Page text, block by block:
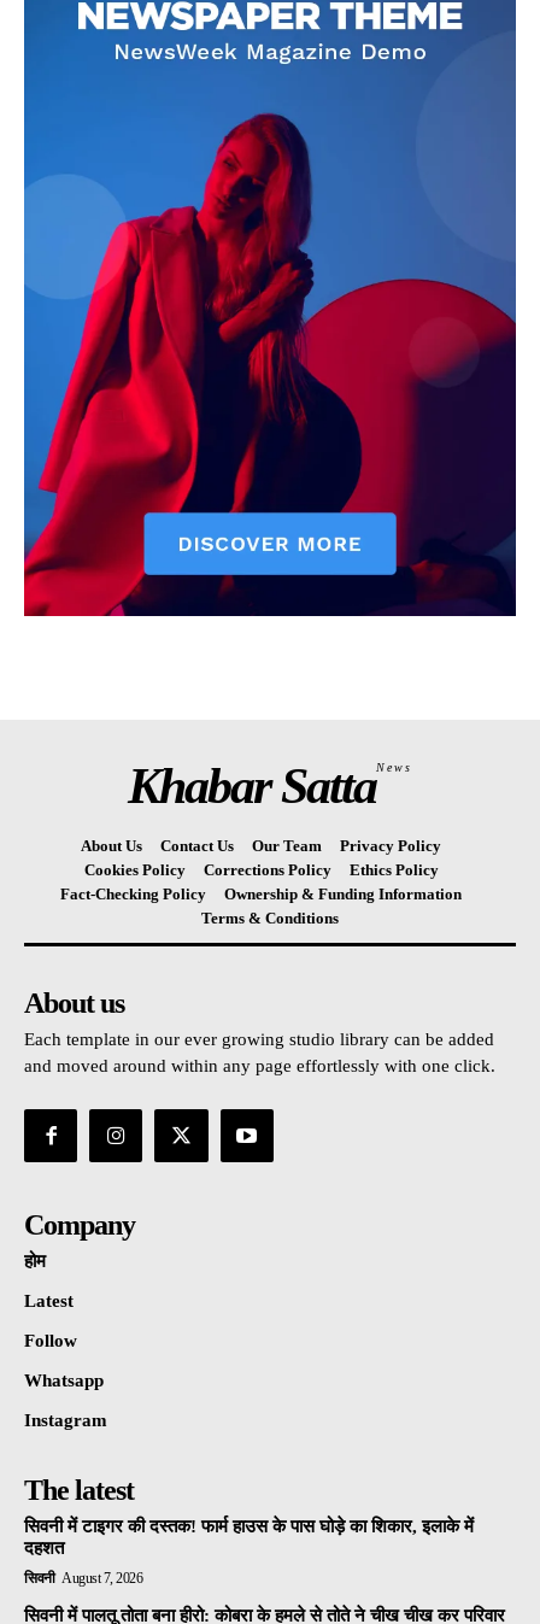
Khabar SattaNews
About Us Contact Us Our Team
Privacy Policy
Cookies Policy
Corrections Policy
Ethics Policy
Fact-Checking Policy
Ownership & Funding Information
Terms & Conditions
About us
Each template in our ever growing studio library can be added
and moved around within any page effortlessly with one click.
Company
होम
Latest
Follow
Whatsapp
Instagram
The latest
सिवनी में टाइगर की दस्तक! फार्म हाउस के पास घोड़े का शिकार, इलाके में
दहशत
सिवनी August 7, 2026
सिवनी में पालतू तोता बना हीरो: कोबरा के हमले से तोते ने चीख चीख कर परिवार